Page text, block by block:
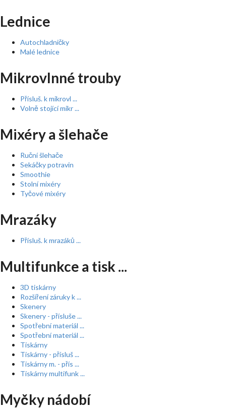
Lednice
Autochladničky
Malé lednice
Mikrovlnné trouby
Přísluš. k mikrovl ...
Volně stojící mikr ...
Mixéry a šlehače
Ruční šlehače
Sekáčky potravin
Smoothie
Stolní mixéry
Tyčové mixéry
Mrazáky
Přísluš. k mrazáků ...
Multifunkce a tisk ...
3D tiskárny
Rozšíření záruky k ...
Skenery
Skenery - přísluše ...
Spotřební materiál ...
Spotřební materiál ...
Tiskárny
Tiskárny - přísluš ...
Tiskárny m. - přís ...
Tiskárny multifunk ...
Myčky nádobí